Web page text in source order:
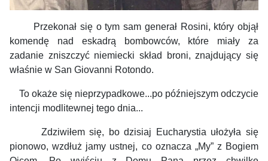
Przekonał się o tym sam generał Rosini, który objął
komendę nad eskadrą bombowców, które miały za
zadanie zniszczyć niemiecki skład broni, znajdujący się
właśnie w San Giovanni Rotondo.
To okaże się nieprzypadkowe...po późniejszym odczycie
intencji modlitewnej tego dnia...
Zdziwiłem się, bo dzisiaj Eucharystia ułożyła się
pionowo, wzdłuż jamy ustnej, co oznacza „My” z Bogiem